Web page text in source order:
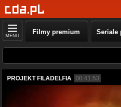
MENU Filmy premium Seriale
PROJEKT FILADELFIA 00:41:53